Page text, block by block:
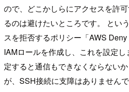
ので、どこかしらにアクセスを許
るのは避けたいところです。 とい
スを拒否するポリシー「AWS
IAMロールを作成し、これを設定
定すると通信もできなくならない
が、SSH接続に支障はありませんで